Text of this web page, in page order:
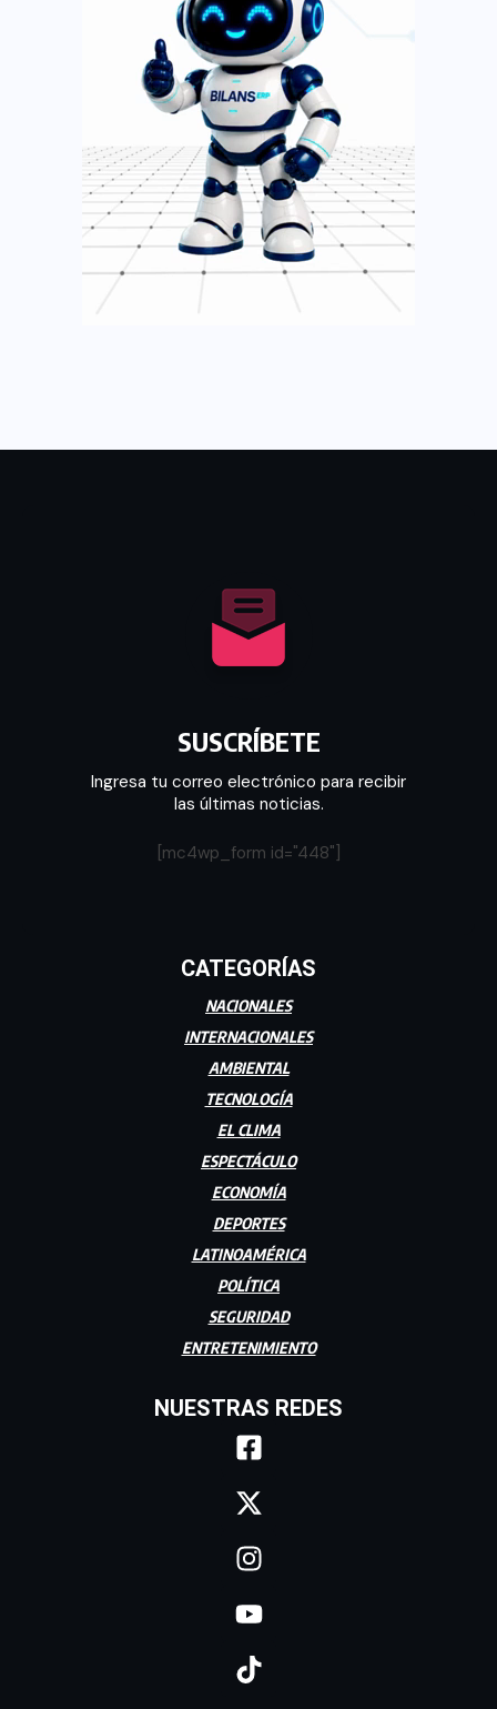
SUSCRÍBETE
Ingresa tu correo electrónico para recibir
las últimas noticias.
[mc4wp_form id="448"]
CATEGORÍAS
NACIONALES
INTERNACIONALES
AMBIENTAL
TECNOLOGÍA
EL CLIMA
ESPECTÁCULO
ECONOMÍA
DEPORTES
LATINOAMÉRICA
POLÍTICA
SEGURIDAD
ENTRETENIMIENTO
NUESTRAS REDES